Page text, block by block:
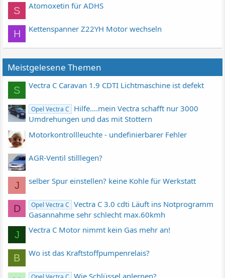
S Atomoxetin für ADHS
H Kettenspanner Z22YH Motor wechseln
Meistgelesene Themen
S Vectra C Caravan 1.9 CDTI Lichtmaschine ist defekt
Opel Vectra C
Hilfe....mein Vectra schafft nur 3000
Umdrehungen und das mit Stottern
Motorkontrollleuchte - undefinierbarer Fehler
AGR-Ventil stilllegen?
J selber Spur einstellen? keine Kohle für Werkstatt
D Opel Vectra C
Vectra C 3.0 cdti Läuft ins Notprogramm
Gasannahme sehr schlecht max.60kmh
J Vectra C Motor nimmt kein Gas mehr an!
B Wo ist das Kraftstoffpumpenrelais?
Wie Schlüssel anlernen?